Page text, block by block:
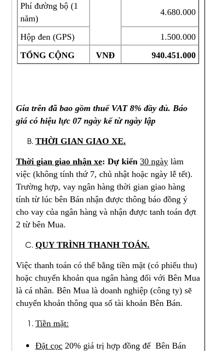
Phí đường bộ (1
năm)
4.680.000
Hộp đen (GPS)
1.500.000
TỔNG CỘNG
VNĐ 940.451.000
Gía trên đã bao gồm thuế VAT 8% đầy đủ. Báo
giá có hiệu lực 07 ngày kể từ ngày lập
THỜI GIAN GIAO XE.
Thời gian giao nhận xe: Dự kiến 30 ngày làm
việc (không tính thứ 7, chủ nhật hoặc ngày lễ tết).
Trường hợp, vay ngân hàng thời gian giao hàng
tính từ lúc bên Bán nhận được thông báo đồng ý
cho vay của ngân hàng và nhận được tanh toán đợt
2 từ bên Mua.
QUY TRÌNH THANH TOÁN.
Việc thanh toán có thể bằng tiền mặt (có phiếu thu)
hoặc chuyển khoản qua ngân hàng đối với Bên Mua
là cá nhân. Bên Mua là doanh nghiệp (công ty) sẽ
chuyển khoản thông qua số tài khoản Bên Bán.
Tiền mặt:
Đặt cọc 20% giá trị hợp đồng để Bên Bán